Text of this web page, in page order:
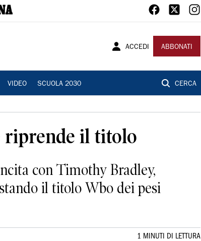
ACCEDI ABBONATI
VIDEO SCUOLA 2030 CERCA
riprende il titolo
con Timothy Bradley,
il titolo Wbo dei pesi
1 MINUTI DI LETTURA